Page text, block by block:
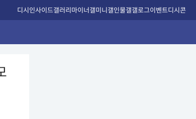
디시인사이드갤러리마이너갤미니갤인물갤갤로그이벤트디시콘